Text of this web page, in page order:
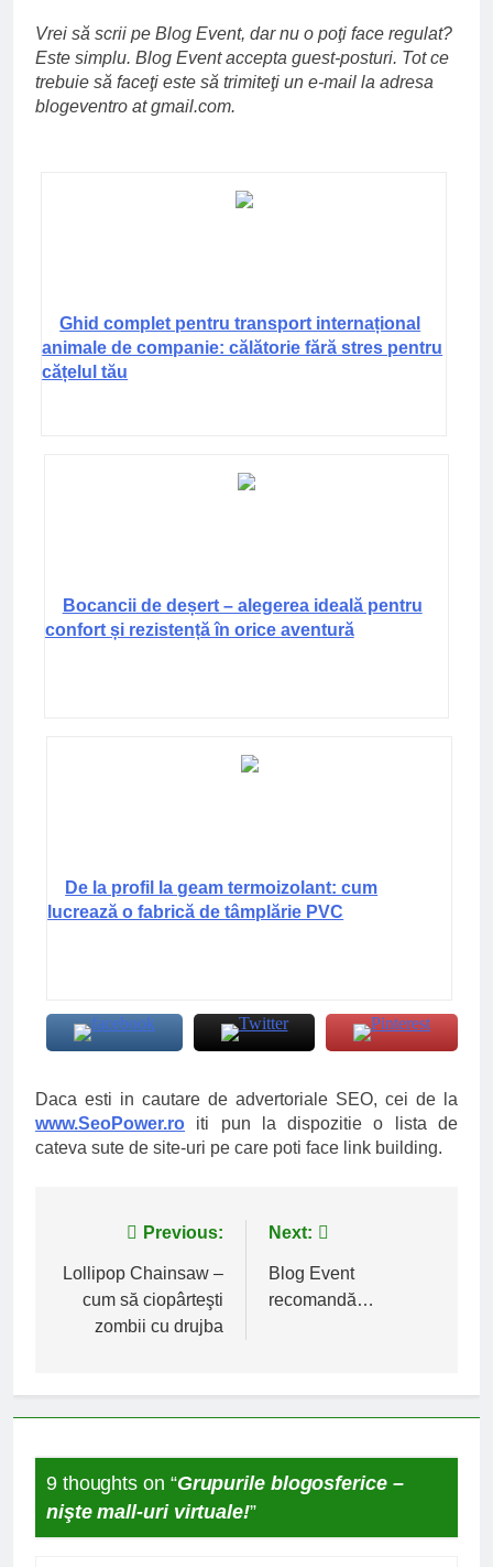
Vrei să scrii pe Blog Event, dar nu o poţi face regulat?
Este simplu. Blog Event accepta guest-posturi. Tot ce
trebuie să faceţi este să trimiteţi un e-mail la adresa
blogeventro at gmail.com.
Ghid complet pentru transport internațional
animale de companie: călătorie fără stres pentru
cățelul tău
Bocancii de deșert – alegerea ideală pentru
confort și rezistență în orice aventură
De la profil la geam termoizolant: cum
lucrează o fabrică de tâmplărie PVC
Daca esti in cautare de advertoriale SEO, cei de la
www.SeoPower.ro iti pun la dispozitie o lista de
cateva sute de site-uri pe care poti face link building.
Navigare
în
articole
Previous:
Lollipop Chainsaw –
cum să ciopârteşti
zombii cu drujba
Next:
Blog Event
recomandă…
9 thoughts on “Grupurile blogosferice –
nişte mall-uri virtuale!”